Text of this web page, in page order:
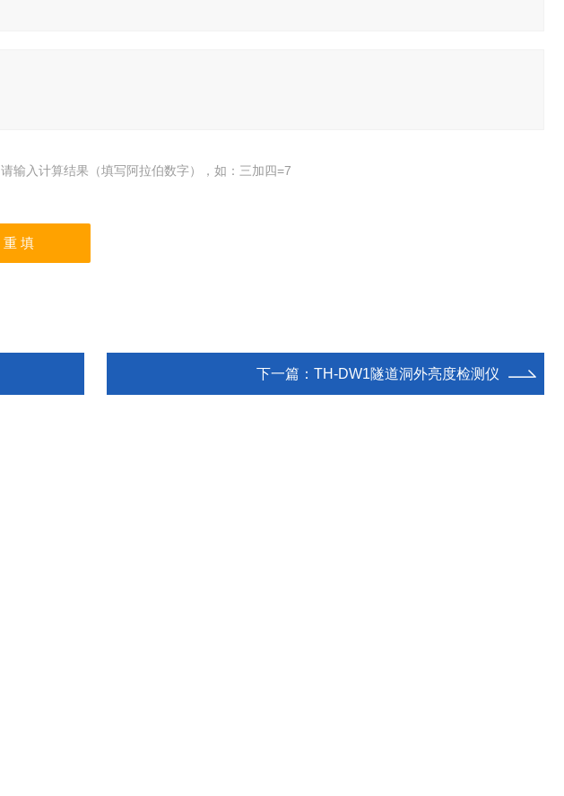
请输入计算结果（填写阿拉伯数字），如：三加四=7
下一篇： TH-DW1隧道洞外亮度检测仪